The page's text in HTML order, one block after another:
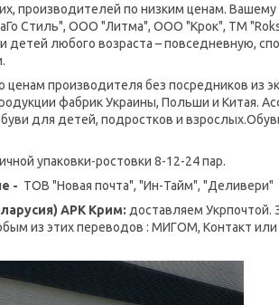
производителей по низким ценам.
Стиль", ООО "Литма", ООО "Крок", ТМ
детей любого возраста – повседневную,
ценам производителя без посредников из
фабрик Украины, Польши и Китая.
для детей, подростков и
упаковки-ростовки 8-12-24 пар.
- ТОВ "Новая почта", "Ин-Тайм", "Деливери"
АРК Крим: доставляем Укрпочтой.
из этих переводов : МИГОМ, Контакт